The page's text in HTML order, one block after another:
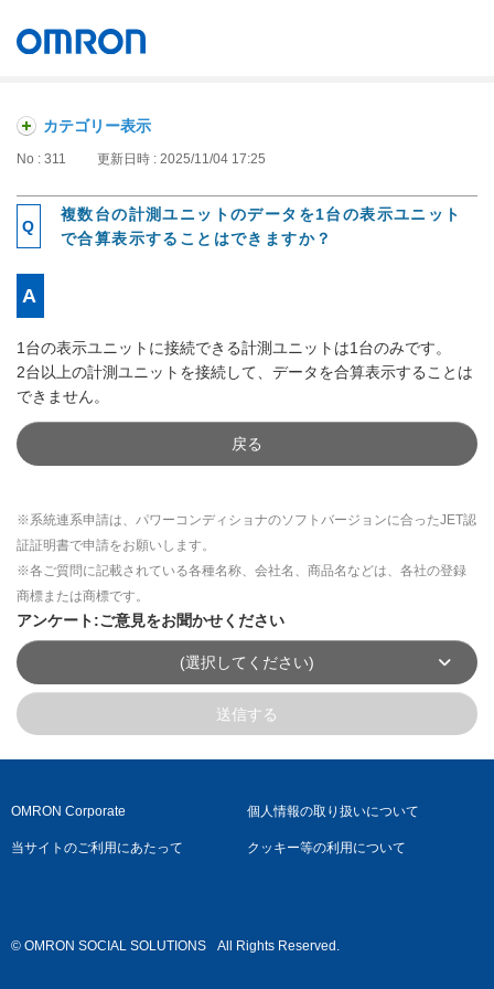
カテゴリー表示
No : 311 更新日時 : 2025/11/04 17:25
複数台の計測ユニットのデータを1台の表示ユニット
で合算表示することはできますか？
1台の表示ユニットに接続できる計測ユニットは1台のみです。
2台以上の計測ユニットを接続して、データを合算表示することは
できません。
戻る
※系統連系申請は、パワーコンディショナのソフトバージョンに合ったJET認
証証明書で申請をお願いします。
※各ご質問に記載されている各種名称、会社名、商品名などは、各社の登録
商標または商標です。
アンケート:ご意見をお聞かせください
(選択してください)
送信する
OMRON Corporate 個人情報の取り扱いについて
当サイトのご利用にあたって クッキー等の利用について
© OMRON SOCIAL SOLUTIONS All Rights Reserved.